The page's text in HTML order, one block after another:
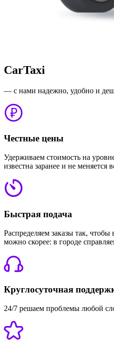
CarTaxi
— с нами надежно, удобно и
Честные цены
Удерживаем стоимость на
известна заранее и не меняется
Быстрая подача
Распределяем заказы так,
можно скорее: в городе
Круглосуточная
24/7 решаем проблемы любой